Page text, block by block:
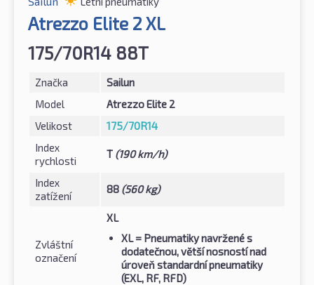
Atrezzo Elite 2 XL
175/70R14 88T
Značka
Sailun
Model
Atrezzo Elite 2
Velikost
175/70R14
Index
rychlosti
T (190 km/h)
Index
zatížení
88 (560 kg)
Zvláštní
označení
XL
XL = Pneumatiky navržené s
dodatečnou, větší nosností nad
úroveň standardní pneumatiky
(EXL, RF, RFD)